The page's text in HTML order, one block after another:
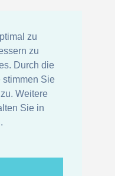
zu
zu
Durch die
stimmen Sie
Weitere
Sie in